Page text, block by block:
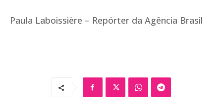
Paula Laboissière – Repórter da Agência Brasil